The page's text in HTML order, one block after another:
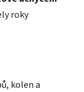
roky
kolen a